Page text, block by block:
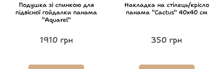
Подушка зі спинкою для
підвісної гойдалки панама
“Aquarel”
1910 грн
Накладка на стілець/крісло
панама “Cactus” 40х40 см
350 грн